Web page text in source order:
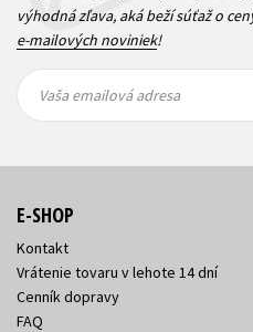
výhodná zľava, aká beží súťaž o
e-mailových noviniek!
emailová
emailová
Vaša emailová adresa
E-SHOP
Kontakt
Vrátenie tovaru v lehote 14 dní
Cenník dopravy
FAQ